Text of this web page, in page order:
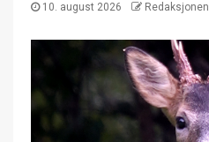
10. august 2026 Redaksjonen